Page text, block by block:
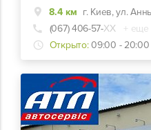
8.4 км г. Киев, ул.
(067) 406-57-ХХ
+ еще
Открыто: 09:00 - 20:00